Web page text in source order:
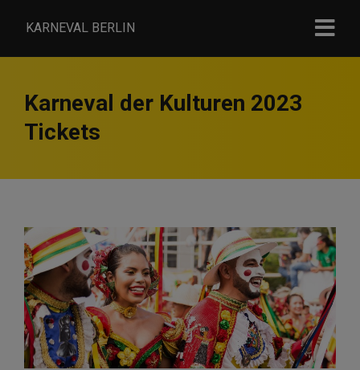
KARNEVAL BERLIN
Karneval der Kulturen 2023
Tickets